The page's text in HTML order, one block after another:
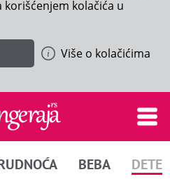
korišćenjem kolačića u
Više o kolačićima
BEBA DETE